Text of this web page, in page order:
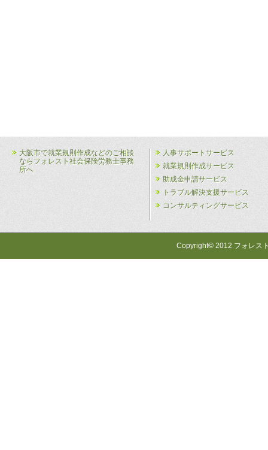
大阪市で就業規則作成などのご相談
ならフォレスト社会保険労務士事務
所へ
人事サポートサービス
就業規則作成サービス
助成金申請サービス
トラブル解決支援サービス
コンサルティングサービス
Copyright© 2012 フォレス